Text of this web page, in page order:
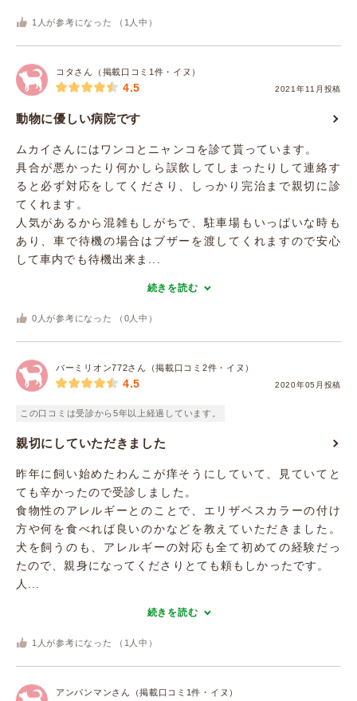
1 人が参考になった （ 1 人中）
コタさん（掲載口コミ1件・イヌ）
2021年11月投稿
4.5
動物に優しい病院です
ムカイさんにはワンコとニャンコを診て貰っています。
具合が悪かったり何かしら誤飲してしまったりして連絡す
ると必ず対応をしてくださり、しっかり完治まで親切に診
てくれます。
人気があるから混雑もしがちで、駐車場もいっぱいな時も
あり、車で待機の場合はブザーを渡してくれますので安心
して車内でも待機出来ま...
続きを読む
0 人が参考になった （ 0 人中）
バーミリオン772さん（掲載口コミ2件・イヌ）
2020年05月投稿
4.5
この口コミは受診から5年以上経過しています。
親切にしていただきました
昨年に飼い始めたわんこが痒そうにしていて、見ていてと
ても辛かったので受診しました。
食物性のアレルギーとのことで、エリザベスカラーの付け
方や何を食べれば良いのかなどを教えていただきました。
犬を飼うのも、アレルギーの対応も全て初めての経験だっ
たので、親身になってくださりとても頼もしかったです。
人...
続きを読む
1 人が参考になった （ 1 人中）
アンパンマンさん（掲載口コミ1件・イヌ）